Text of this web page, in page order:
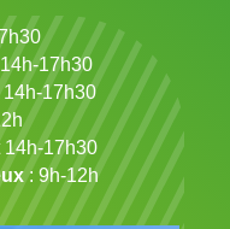
17h30
17h30
17h30
: 9h-12h